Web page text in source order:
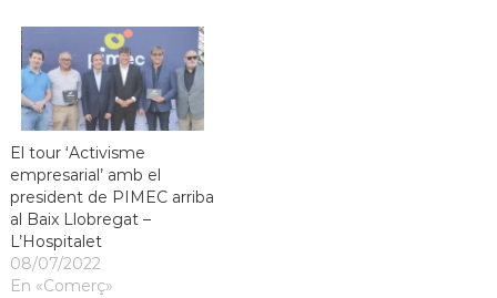
El tour ‘Activisme
empresarial’ amb el
president de PIMEC arriba
al Baix Llobregat –
L’Hospitalet
08/07/2022
En «Comerç»